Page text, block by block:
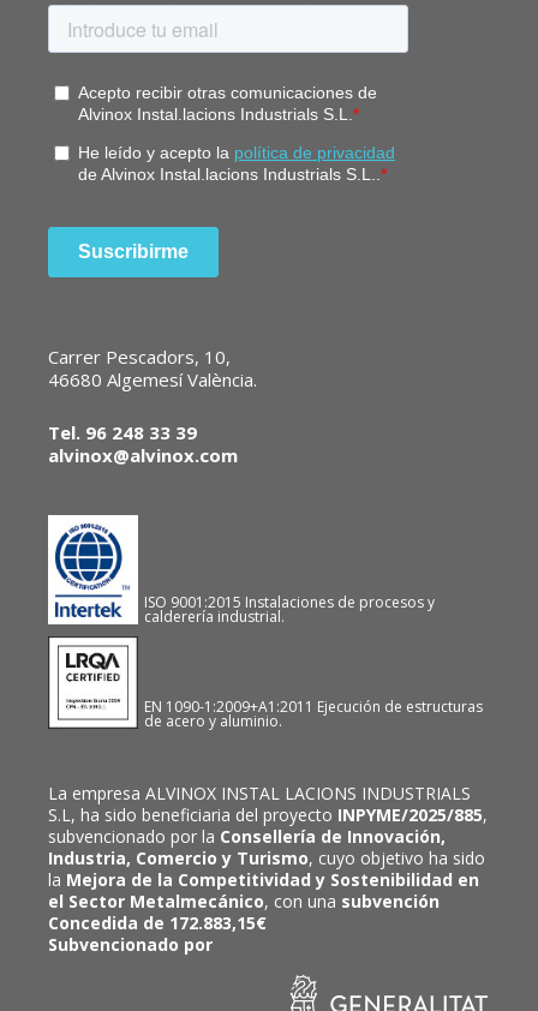
Carrer Pescadors, 10,
46680 Algemesí València.
Tel. 96 248 33 39
alvinox@alvinox.com
ISO 9001:2015 Instalaciones de procesos y
calderería industrial.
EN 1090-1:2009+A1:2011 Ejecución de estructuras
de acero y aluminio.
La empresa ALVINOX INSTAL LACIONS INDUSTRIALS
S.L, ha sido beneficiaria del proyecto INPYME/2025/885,
subvencionado por la Consellería de Innovación,
Industria, Comercio y Turismo, cuyo objetivo ha sido
la Mejora de la Competitividad y Sostenibilidad en
el Sector Metalmecánico, con una subvención
Concedida de 172.883,15€
Subvencionado por